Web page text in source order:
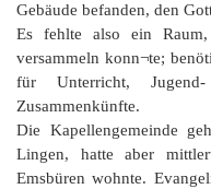
Gebäude befanden, den
Es fehlte also ein
versammeln konn¬te;
für Unterricht,
Zusammenkünfte.
Die Kapellengemeinde
Lingen, hatte aber
Emsbüren wohnte.